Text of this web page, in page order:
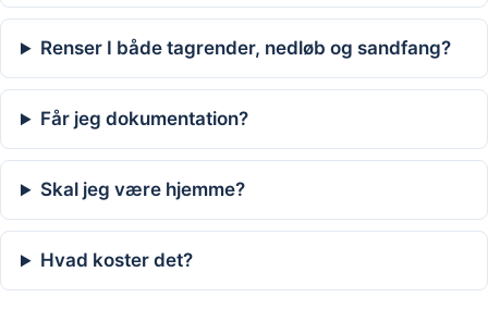
Renser I både tagrender, nedløb og sandfang?
Får jeg dokumentation?
Skal jeg være hjemme?
Hvad koster det?